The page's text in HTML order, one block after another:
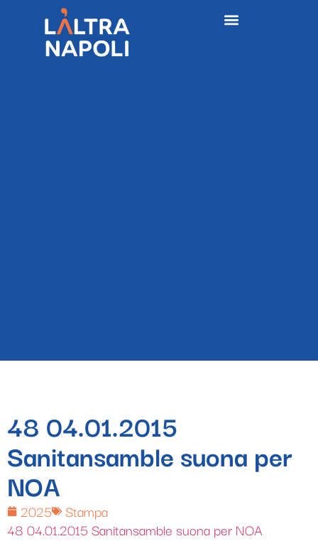
48 04.01.2015
Sanitansamble suona per
NOA
2025
Stampa
48 04.01.2015 Sanitansamble suona per NOA